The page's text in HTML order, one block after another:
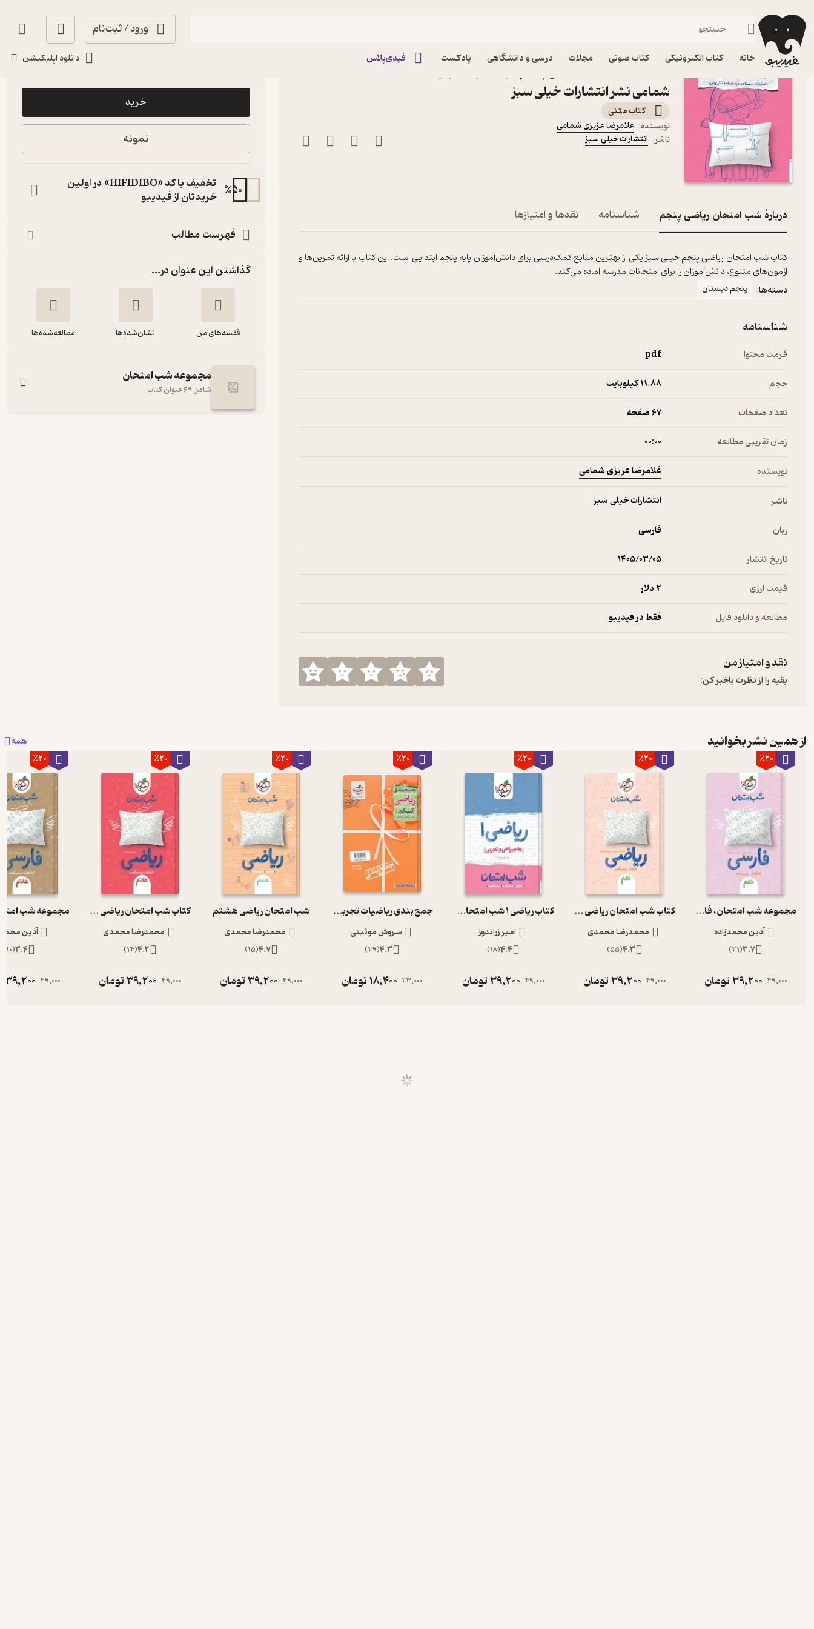
ورود / ثبت‌نام
خانه کتاب الکترونیکی کتاب صوتی مجلات درسی و دانشگاهی پادکست فیدی‌پلاس دانلود اپلیکیشن
فیدیبو کتاب درسی، کتاب کمک درسی
شمامی نشر انتشارات خیلی سبز
کتاب متنی
نویسنده: غلامرضا عزیزی شمامی
ناشر: انتشارات خیلی سبز
دربارۀ شب امتحان ریاضی پنجم شناسنامه نقدها و امتیازها
کتاب شب امتحان ریاضی پنجم خیلی سبز یکی از بهترین منابع کمک‌درسی برای دانش‌آموزان پایه پنجم ابتدایی است. این کتاب با ارائه تمرین‌ها و
آزمون‌های متنوع، دانش‌آموزان را برای امتحانات مدرسه آماده می‌کند.
دسته‌ها: پنجم دبستان
شناسنامه
فرمت محتوا pdf
حجم 11.۸۸ کیلوبایت
تعداد صفحات 67 صفحه
زمان تقریبی مطالعه ۰۰:۰۰
نویسنده غلامرضا عزیزی شمامی
ناشر انتشارات خیلی سبز
زبان فارسی
تاریخ انتشار ۱۴۰۵/۰۳/۰۵
قیمت ارزی 2 دلار
مطالعه و دانلود فایل فقط در فیدیبو
نقد و امتیاز من
بقیه را از نظرت باخبر کن:
49,000
خرید
نمونه
%50
تخفیف با کد «HIFIDIBO» در اولین
خریدتان از فیدیبو
فهرست مطالب
گذاشتن این عنوان در...
قفسه‌های من نشان‌شده‌ها مطالعه‌شده‌ها
مجموعه شب امتحان
شامل 69 عنوان کتاب
از همین نشر بخوانید همه
٪20
مجموعه شب امتحان، فارسی نهم
آذین محمدزاده
3.7
(
21
)
49,000
39,200تومان
٪20
کتاب شب امتحان ریاضی نهم
محمدرضا محمدی
4.3
(
55
)
49,000
39,200تومان
٪20
کتاب ریاضی 1 شب امتحان (دهم ریاضی و تجربی)
امیر زراندوز
4.4
(
18
)
49,000
39,200تومان
٪20
جمع بندی ریاضیات تجربی کنکور
سروش موئینی
4.3
(
29
)
23,000
18,400تومان
٪20
شب امتحان ریاضی هشتم
محمدرضا محمدی
4.7
(
15
)
49,000
39,200تومان
٪20
کتاب شب امتحان ریاضی هفتم
محمدرضا محمدی
4.2
(
14
)
49,000
39,200تومان
٪20
آذین
3.4
(
10
49,000
39,200